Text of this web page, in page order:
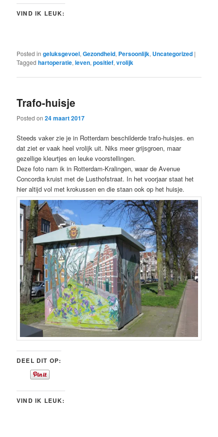
VIND IK LEUK:
Posted in geluksgevoel,Gezondheid, Persoonlijk, Uncategorized |
Tagged hartoperatie,leven,positief,vrolijk
Trafo-huisje
Posted on24 maart 2017
Steeds vaker zie je in Rotterdam beschilderde trafo-huisjes. en
dat ziet er vaak heel vrolijk uit. Niks meer grijsgroen, maar
gezellige kleurtjes en leuke voorstellingen.
Deze foto nam ik in Rotterdam-Kralingen, waar de Avenue
Concordia kruist met de Lusthofstraat. In het voorjaar staat het
hier altijd vol met krokussen en die staan ook op het huisje.
DEEL DIT OP:
VIND IK LEUK: